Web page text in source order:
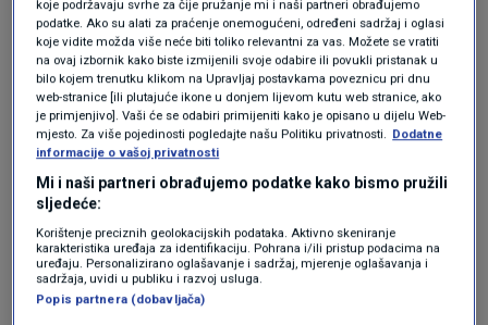
radi o više nego korektnoj Vladinoj ponudi
podsjetivši da su tijeku i pregovori o granskim
kolektivnim ugovorima u kojima se također
očekuje da će sindikati tražiti ugovaranje nekih
dodatnih povoljnijih prava.
"Što se tiče toga da nema mogućnosti bolje
ponude, toga smo se naslušali, a pregovaramo
svake godine", komentirala je izjavu ministra.
koje podržavaju svrhe za čije pružanje mi i naši partneri obrađujemo
podatke. Ako su alati za praćenje onemogućeni, određeni sadržaj i oglasi
koje vidite možda više neće biti toliko relevantni za vas. Možete se vratiti
na ovaj izbornik kako biste izmijenili svoje odabire ili povukli pristanak u
bilo kojem trenutku klikom na Upravljaj postavkama poveznicu pri dnu
web-stranice [ili plutajuće ikone u donjem lijevom kutu web stranice, ako
je primjenjivo]. Vaši će se odabiri primijeniti kako je opisano u dijelu Web-
mjesto. Za više pojedinosti pogledajte našu Politiku privatnosti. Dodatne
informacije o vašoj privatnosti
Mi i naši partneri obrađujemo podatke kako bismo pružili
sljedeće:
Korištenje preciznih geolokacijskih podataka. Aktivno skeniranje
karakteristika uređaja za identifikaciju. Pohrana i/ili pristup podacima na
uređaju. Personalizirano oglašavanje i sadržaj, mjerenje oglašavanja i
sadržaja, uvidi u publiku i razvoj usluga.
Popis partnera (dobavljača)